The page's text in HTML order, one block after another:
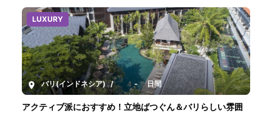
LUXURY
バリ(インドネシア) / 4-8日間
アクティブ派におすすめ！立地ばつぐん＆バリらしい雰囲